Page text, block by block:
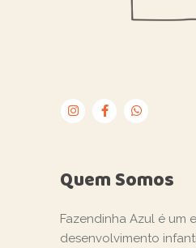
Quem Somos
Fazendinha Azul é um
desenvolvimento